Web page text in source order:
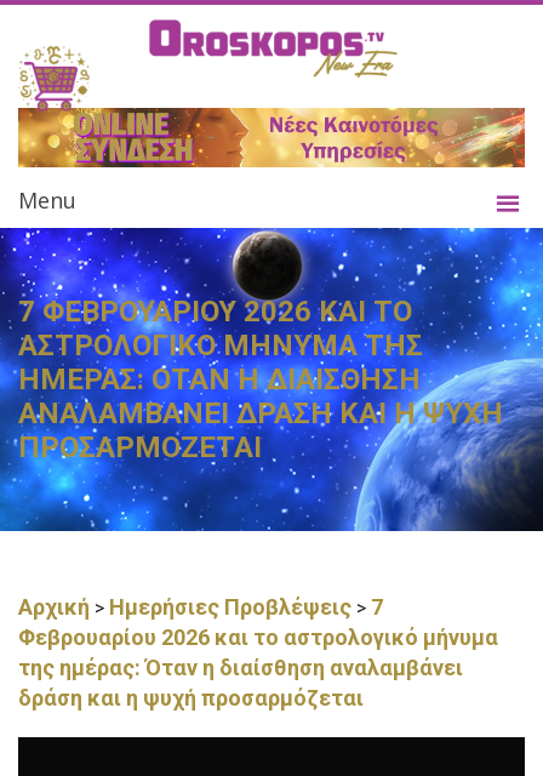
Menu
7 ΦΕΒΡΟΥΑΡΙΟΥ 2026 ΚΑΙ ΤΟ
ΑΣΤΡΟΛΟΓΙΚΟ ΜΗΝΥΜΑ ΤΗΣ
ΗΜΕΡΑΣ: ΟΤΑΝ Η ΔΙΑΙΣΘΗΣΗ
ΑΝΑΛΑΜΒΑΝΕΙ ΔΡΑΣΗ ΚΑΙ Η ΨΥΧΗ
ΠΡΟΣΑΡΜΟΖΕΤΑΙ
Αρχική > Ημερήσιες Προβλέψεις > 7
Φεβρουαρίου 2026 και το αστρολογικό μήνυμα
της ημέρας: Όταν η διαίσθηση αναλαμβάνει
δράση και η ψυχή προσαρμόζεται